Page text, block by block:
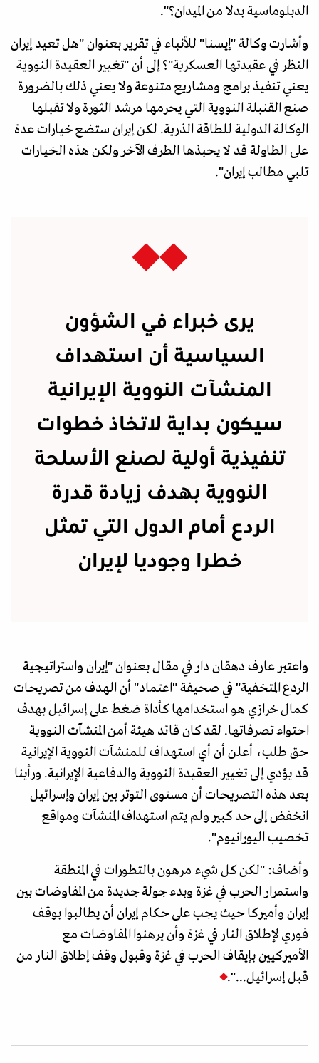
الدبلوماسية بدلا من الميدان؟".
وأشارت وكالة "إيسنا" للأنباء في تقرير بعنوان "هل تعيد إيران
النظر في عقيدتها العسكرية"؟ إلى أن "تغيير العقيدة النووية
يعني تنفيذ برامج ومشاريع متنوعة ولا يعني ذلك بالضرورة
صنع القنبلة النووية التي يحرمها مرشد الثورة ولا تقبلها
الوكالة الدولية للطاقة الذرية. لكن إيران ستضع خيارات عدة
على الطاولة قد لا يحبذها الطرف الآخر ولكن هذه الخيارات
تلبي مطالب إيران".
يرى خبراء في الشؤون
السياسية أن استهداف
المنشآت النووية الإيرانية
سيكون بداية لاتخاذ خطوات
تنفيذية أولية لصنع الأسلحة
النووية بهدف زيادة قدرة
الردع أمام الدول التي تمثل
خطرا وجوديا لإيران
واعتبر عارف دهقان دار في مقال بعنوان "إيران واستراتيجية
الردع المتخفية" في صحيفة "اعتماد" أن الهدف من تصريحات
كمال خرازي هو استخدامها كأداة ضغط على إسرائيل بهدف
احتواء تصرفاتها. لقد كان قائد هيئة أمن المنشآت النووية
حق طلب، أعلن أن أي استهداف للمنشآت النووية الإيرانية
قد يؤدي إلى تغيير العقيدة النووية والدفاعية الإيرانية. ورأينا
بعد هذه التصريحات أن مستوى التوتر بين إيران وإسرائيل
انخفض إلى حد كبير ولم يتم استهداف المنشآت ومواقع
تخصيب اليورانيوم".
وأضاف: "لكن كل شيء مرهون بالتطورات في المنطقة
واستمرار الحرب في غزة وبدء جولة جديدة من المفاوضات بين
إيران وأميركا حيث يجب على حكام إيران أن يطالبوا بوقف
فوري لإطلاق النار في غزة وأن يرهنوا المفاوضات مع
الأميركيين بإيقاف الحرب في غزة وقبول وقف إطلاق النار من
قبل إسرائيل...".